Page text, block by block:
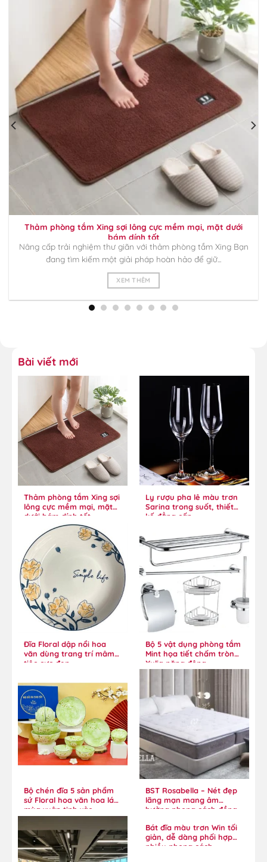
Thảm phòng tắm Xing sợi lông cực mềm mại, mặt dưới
bám dính tốt
Nâng cấp trải nghiệm thư giãn với thảm phòng tắm Xing Bạn
đang tìm kiếm một giải pháp hoàn hảo để giữ...
XEM THÊM
Bài viết mới
Thảm phòng tắm Xing sợi
lông cực mềm mại, mặt
dưới bám dính tốt
Ly rượu pha lê màu trơn
Sarina trong suốt, thiết
kế đẳng cấp
Đĩa Floral dập nổi hoa
văn dùng trang trí mâm
tiệc cực đẹp
Bộ 5 vật dụng phòng tắm
Mint họa tiết chấm tròn
Xylia năng động
Bộ chén đĩa 5 sản phẩm
sứ Floral hoa văn hoa lá
mùa xuân tinh xảo
BST Rosabella – Nét đẹp
lãng mạn mang âm
hưởng phong cách đồng
Bát đĩa màu trơn Win tối
giản, dễ dàng phối hợp
nhiều phong cách